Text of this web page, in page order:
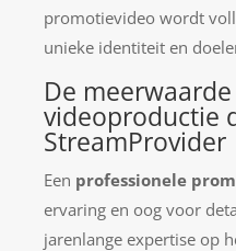
promotievideo wordt
unieke identiteit en
De
videoproductie
StreamProvider
Een professionele
ervaring en oog voor
jarenlange expertise op